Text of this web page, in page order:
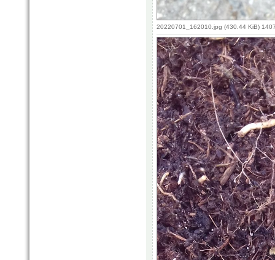
20220701_162010.jpg (430.44 KiB)